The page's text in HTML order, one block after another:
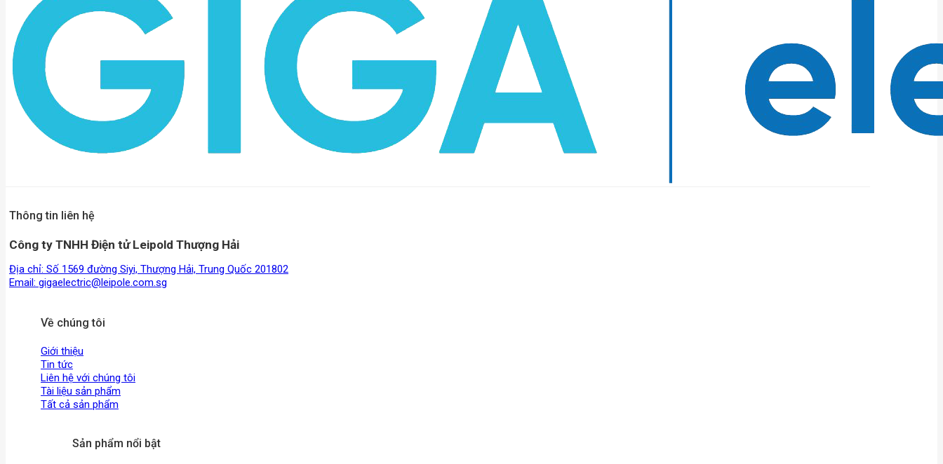
Thông tin liên hệ
Công ty TNHH Điện tử Leipold Thượng Hải
Địa chỉ: Số 1569 đường Siyi, Thượng Hải, Trung Quốc 201802
Email: gigaelectric@leipole.com.sg
Về chúng tôi
Giới thiệu
Tin tức
Liên hệ với chúng tôi
Tài liệu sản phẩm
Tất cả sản phẩm
Sản phẩm nổi bật